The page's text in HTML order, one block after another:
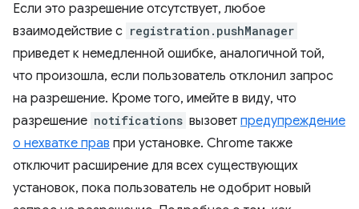
Если это разрешение отсутствует, любое
взаимодействие с registration.pushManager
приведет к немедленной ошибке, аналогичной той,
что произошла, если пользователь отклонил запрос
на разрешение. Кроме того, имейте в виду, что
разрешение notifications вызовет предупреждение
о нехватке прав при установке. Chrome также
отключит расширение для всех существующих
установок, пока пользователь не одобрит новый